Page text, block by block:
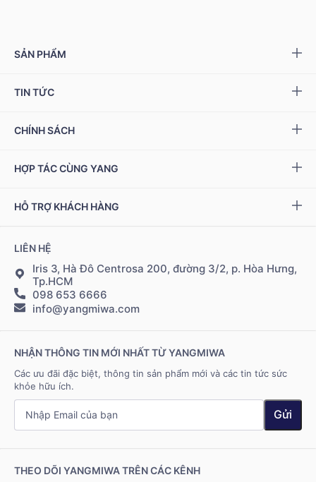
SẢN PHẨM
Yang NMN™ 15000 mg
Ziptamin
Bộ kiểm tra NAD +
TIN TỨC
Sự kiện & Ưu đãi
Tuyển dụng
CHÍNH SÁCH
Giải quyết khiếu nại
Điều khoản sử dụng
HỢP TÁC CÙNG YANG
Chính sách đại lý
HỖ TRỢ KHÁCH HÀNG
Đặt hàng & thanh toán
Giao hàng & vận chuyển
Hệ thống điểm bán
LIÊN HỆ
Iris 3, Hà Đô Centrosa 200, đường 3/2, p. Hòa Hưng,
Tp.HCM
098 653 6666
info@yangmiwa.com
NHẬN THÔNG TIN MỚI NHẤT TỪ YANGMIWA
Các ưu đãi đặc biệt, thông tin sản phẩm mới và các tin tức sức
khỏe hữu ích.
Gửi
THEO DÕI YANGMIWA TRÊN CÁC KÊNH